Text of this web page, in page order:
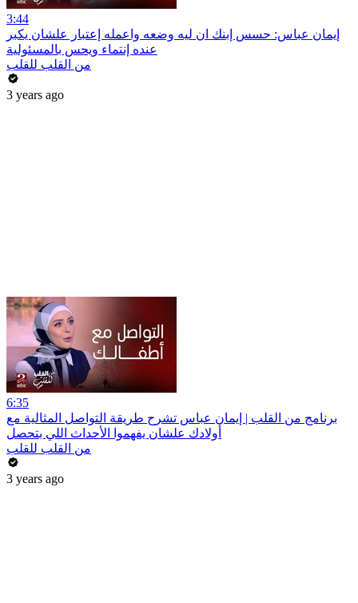
3:44
إيمان عباس: حسس إبنك ان ليه وضعه واعمله إعتبار علشان يكبر
عنده إنتماء ويحس بالمسئولية
من القلب للقلب
3 years ago
6:35
برنامج من القلب | إيمان عباس تشرح طريقة التواصل المثالية مع
أولادك علشان يفهموا الأحداث اللي بتحصل
من القلب للقلب
3 years ago